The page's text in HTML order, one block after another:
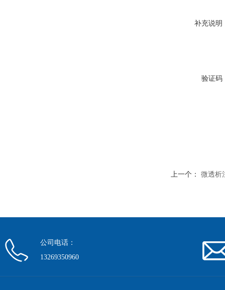
补充说明
验证码
上一个： 微透析
公司电话：
13269350960